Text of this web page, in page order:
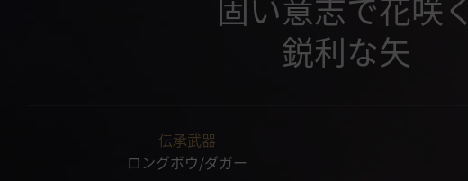
固い意志で花咲く
鋭利な矢
伝承武器
ロングボウ/ダガー